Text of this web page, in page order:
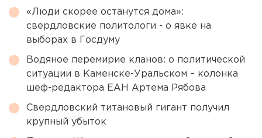
«Люди скорее останутся дома»:
свердловские политологи - о явке на
выборах в Госдуму
Водяное перемирие кланов: о политической
ситуации в Каменске-Уральском – колонка
шеф-редактора ЕАН Артема Рябова
Свердловский титановый гигант получил
крупный убыток